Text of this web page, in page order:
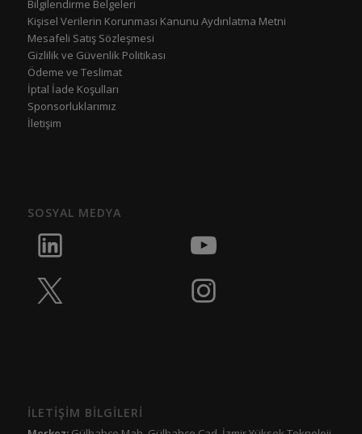
Bilgilendirme Belgeleri
Kişisel Verilerin Korunması Kanunu Aydınlatma Metni
Mesafeli Satış Sözleşmesi
Gizlilik ve Güvenlik Politikası
Ödeme ve Teslimat
İptal İade Koşulları
Sponsorluklarımız
İletişim
SOSYAL MEDYA
İLETİŞİM BİLGİLERİ